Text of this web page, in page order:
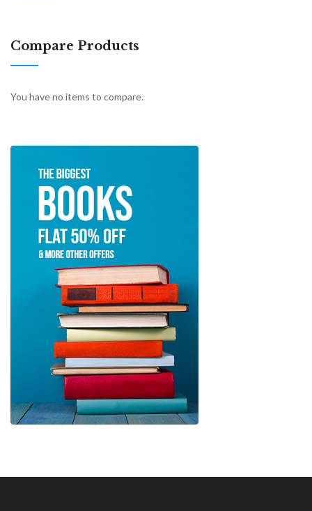
Compare Products
You have no items to compare.